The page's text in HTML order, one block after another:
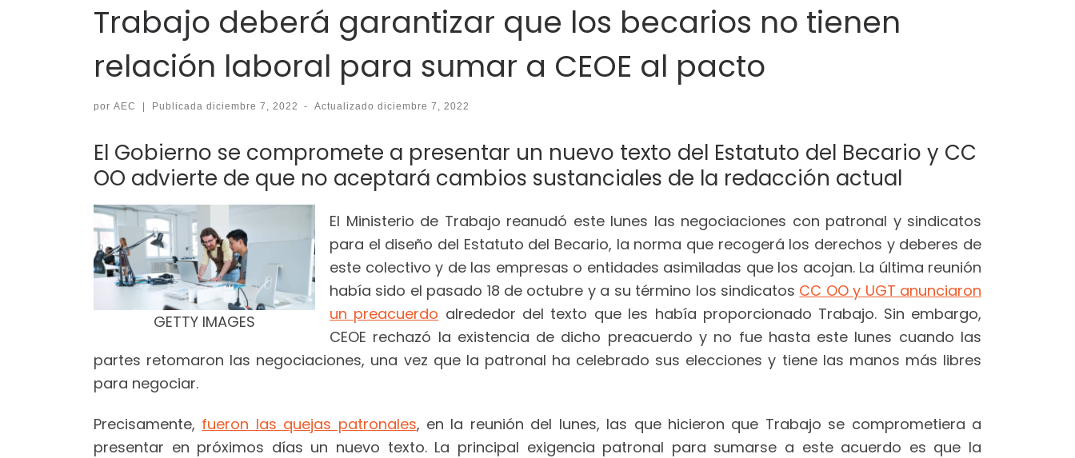
Trabajo deberá garantizar que los becarios no tienen
relación laboral para sumar a CEOE al pacto
por AEC | Publicada diciembre 7, 2022 - Actualizadodiciembre 7, 2022
El Gobierno se compromete a presentar un nuevo texto del Estatuto del Becario y CC
OO advierte de que no aceptará cambios sustanciales de la redacción actual
GETTY IMAGES
El Ministerio de Trabajo reanudó este lunes las negociaciones con patronal y sindicatos
para el diseño del Estatuto del Becario, la norma que recogerá los derechos y deberes de
este colectivo y de las empresas o entidades asimiladas que los acojan. La última reunión
había sido el pasado 18 de octubre y a su término los sindicatos CC OO y UGT anunciaron
un preacuerdo alrededor del texto que les había proporcionado Trabajo. Sin embargo,
CEOE rechazó la existencia de dicho preacuerdo y no fue hasta este lunes cuando las
partes retomaron las negociaciones, una vez que la patronal ha celebrado sus elecciones y tiene las manos más libres
para negociar.
Precisamente, fueron las quejas patronales, en la reunión del lunes, las que hicieron que Trabajo se comprometiera a
presentar en próximos días un nuevo texto. La principal exigencia patronal para sumarse a este acuerdo es que la